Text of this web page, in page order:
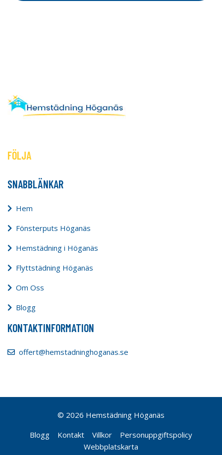
FÖLJA
SNABBLÄNKAR
Hem
Fönsterputs Höganäs
Hemstädning i Höganäs
Flyttstädning Höganäs
Om Oss
Blogg
KONTAKTINFORMATION
offert@hemstadninghoganas.se
© 2026 Hemstädning Höganäs
Blogg
Kontakt Villkor
Personuppgiftspolicy
Webbplatskarta